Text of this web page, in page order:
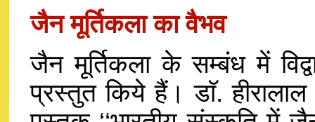
जैन मूर्तिकला का वैभव
जैन मूर्तिकला के सम्बंध में
प्रस्तुत किये हैं। डाॅ.